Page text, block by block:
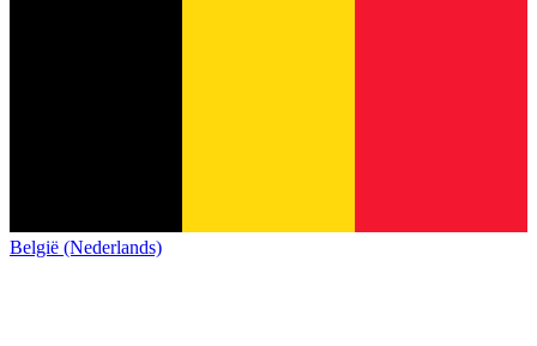
België (Nederlands)